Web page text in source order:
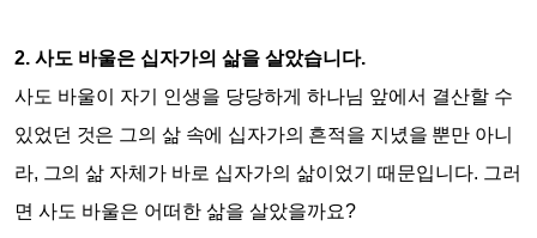
2. 사도 바울은 십자가의 삶을 살았습니다.
사도 바울이 자기 인생을 당당하게 하나님 앞에서 결산할 수
있었던 것은 그의 삶 속에 십자가의 흔적을 지녔을 뿐만 아니
라, 그의삶 자체가 바로 십자가의 삶이었기 때문입니다. 그러
면 사도 바울은 어떠한 삶을 살았을까요?